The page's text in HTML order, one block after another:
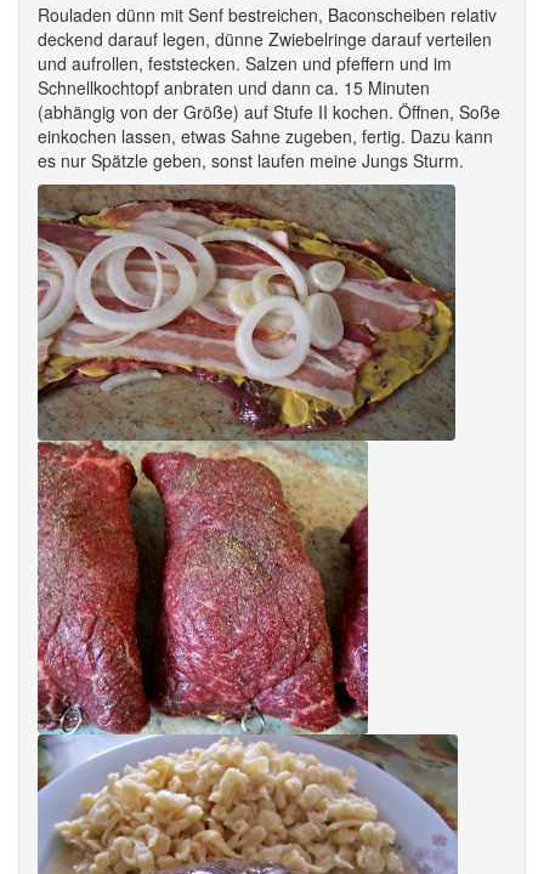
Rouladen dünn mit Senf bestreichen, Baconscheiben relativ
deckend darauf legen, dünne Zwiebelringe darauf verteilen
und aufrollen, feststecken. Salzen und pfeffern und im
Schnellkochtopf anbraten und dann ca. 15 Minuten
(abhängig von der Größe) auf Stufe II kochen. Öffnen, Soße
einkochen lassen, etwas Sahne zugeben, fertig. Dazu kann
es nur Spätzle geben, sonst laufen meine Jungs Sturm.